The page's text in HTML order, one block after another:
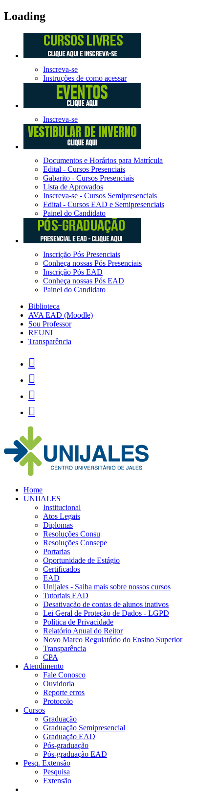
Loading
Inscreva-se
Instruções de como acessar
Inscreva-se
Documentos e Horários para Matrícula
Edital - Cursos Presenciais
Gabarito - Cursos Presenciais
Lista de Aprovados
Inscreva-se - Cursos Semipresenciais
Edital - Cursos EAD e Semipresenciais
Painel do Candidato
Inscrição Pós Presenciais
Conheça nossas Pós Presenciais
Inscrição Pós EAD
Conheça nossas Pós EAD
Painel do Candidato
Biblioteca
AVA EAD (Moodle)
Sou Professor
REUNI
Transparência




Home
UNIJALES
Institucional
Atos Legais
Diplomas
Resoluções Consu
Resoluções Consepe
Portarias
Oportunidade de Estágio
Certificados
EAD
Unijales - Saiba mais sobre nossos cursos
Tutoriais EAD
Desativação de contas de alunos inativos
Lei Geral de Proteção de Dados - LGPD
Política de Privacidade
Relatório Anual do Reitor
Novo Marco Regulatório do Ensino Superior
Transparência
CPA
Atendimento
Fale Conosco
Ouvidoria
Reporte erros
Protocolo
Cursos
Graduação
Graduação Semipresencial
Graduação EAD
Pós-graduação
Pós-graduação EAD
Pesq. Extensão
Pesquisa
Extensão